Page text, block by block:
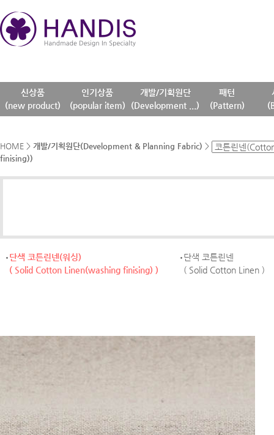
신상품
(new product)
인기상품
(popular item)
개발/기획원단
(Development ...)
패턴
(Pattern)
HOME > 개발/기획원단(Development & Planning Fabric) >
finising))
단색 코튼린넨(워싱)
( Solid Cotton Linen(washing finising) )
단색 코튼린넨
( Solid Cotton Linen )